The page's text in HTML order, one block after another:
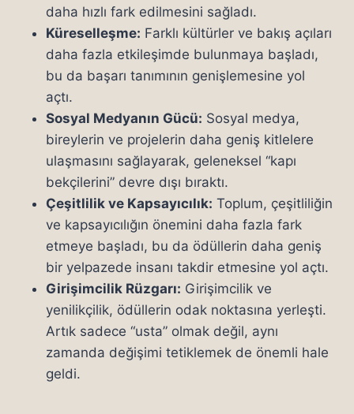
daha hızlı fark edilmesini sağladı.
Küreselleşme: Farklı kültürler ve bakış açıları
daha fazla etkileşimde bulunmaya başladı,
bu da başarı tanımının genişlemesine yol
açtı.
Sosyal Medyanın Gücü: Sosyal medya,
bireylerin ve projelerin daha geniş kitlelere
ulaşmasını sağlayarak, geleneksel “kapı
bekçilerini” devre dışı bıraktı.
Çeşitlilik ve Kapsayıcılık: Toplum, çeşitliliğin
ve kapsayıcılığın önemini daha fazla fark
etmeye başladı, bu da ödüllerin daha geniş
bir yelpazede insanı takdir etmesine yol açtı.
Girişimcilik Rüzgarı: Girişimcilik ve
yenilikçilik, ödüllerin odak noktasına yerleşti.
Artık sadece “usta” olmak değil, aynı
zamanda değişimi tetiklemek de önemli hale
geldi.